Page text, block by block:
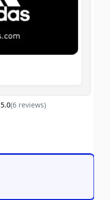
5.0(6reviews)